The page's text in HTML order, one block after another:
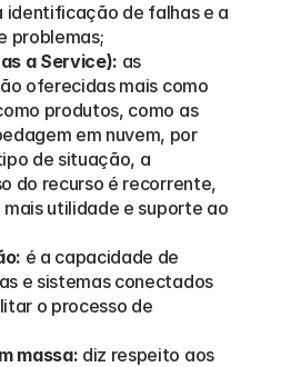
identificação de falhas e a
problemas;
a Service): as
oferecidas mais como
produtos, como as
em nuvem, por
de situação, a
do recurso é recorrente,
utilidade e suporte ao
é a capacidade de
e sistemas conectados
o processo de
massa: diz respeito aos